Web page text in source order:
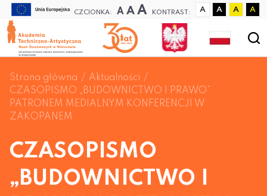
CZCIONKA: A A A KONTRAST: A A A A
Strona główna
Aktualności
CZASOPISMO „BUDOWNICTWO I PRAWO”
PATRONEM MEDIALNYM KONFERENCJI W
ZAKOPANEM
CZASOPISMO
„BUDOWNICTWO I